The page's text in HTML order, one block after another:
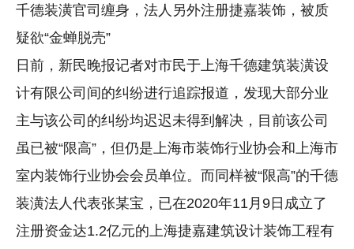
千德装潢官司缠身，法人另外注册捷嘉装饰，被质
疑欲“金蝉脱壳”
日前，新民晚报记者对市民于上海千德建筑装潢设
计有限公司间的纠纷进行追踪报道，发现大部分业
主与该公司的纠纷均迟迟未得到解决，目前该公司
虽已被“限高”，但仍是上海市装饰行业协会和上海市
室内装饰行业协会会员单位。而同样被“限高”的千德
装潢法人代表张某宝，已在2020年11月9日成立了
注册资金达1.2亿元的上海捷嘉建筑设计装饰工程有